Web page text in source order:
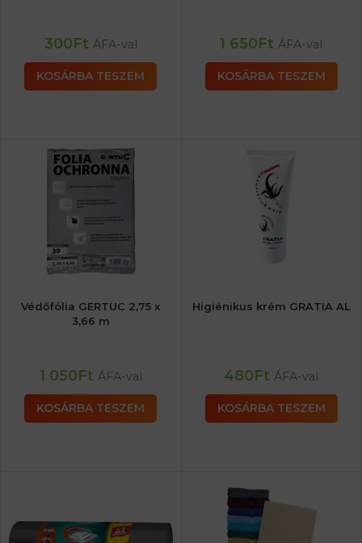
300Ft ÁFA-val
KOSÁRBA TESZEM
1 650Ft ÁFA-val
KOSÁRBA TESZEM
Védőfólia GERTUC 2,75 x
3,66 m
1 050Ft ÁFA-val
KOSÁRBA TESZEM
Higiénikus krém GRATIA AL
480Ft ÁFA-val
KOSÁRBA TESZEM